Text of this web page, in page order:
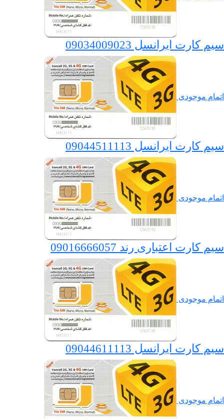
سیم کارت ایرانسل 09034009023
اتمام موجودی
سیم کارت ایرانسل 09044511113
اتمام موجودی
سیم کارت اعتباری رند 09016666057
اتمام موجودی
سیم کارت ایرانسل 09044611113
اتمام موجودی